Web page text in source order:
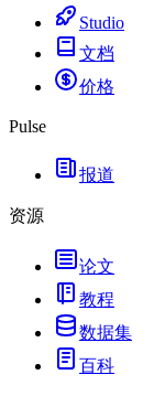
Studio
文档
价格
Pulse
报道
资源
论文
教程
数据集
百科